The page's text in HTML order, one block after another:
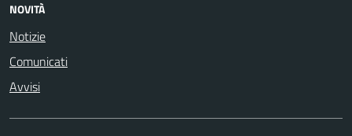
NOVITÀ
Notizie
Comunicati
Avvisi